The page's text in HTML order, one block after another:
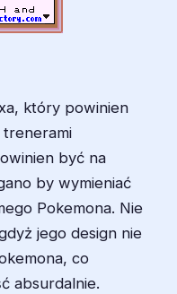
który powinien
trenerami
być na
by wymieniać
Pokemona. Nie
jego design nie
co
absurdalnie.